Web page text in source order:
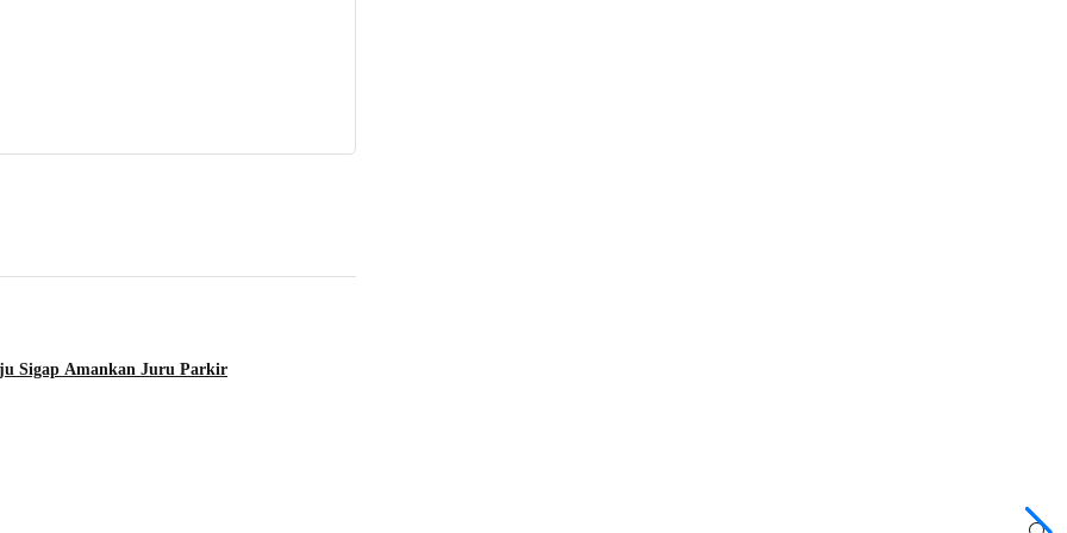
Sigap Amankan Juru Parkir